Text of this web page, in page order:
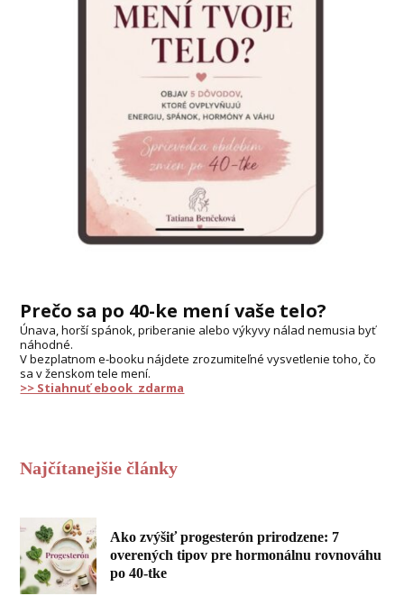
Prečo sa po 40-ke mení vaše telo?
Únava, horší spánok, priberanie alebo výkyvy nálad nemusia byť
náhodné.
V bezplatnom e-booku nájdete zrozumiteľné vysvetlenie toho, čo
sa v ženskom tele mení.
>> Stiahnuť ebook zdarma
Najčítanejšie články
Ako zvýšiť progesterón prirodzene: 7
overených tipov pre hormonálnu rovnováhu
po 40-tke